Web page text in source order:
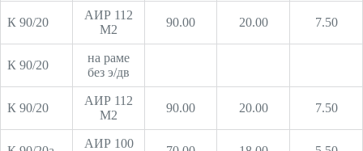
К 90/20
АИР 112
М2
90.00 20.00 7.50
К 90/20
на раме
без э/дв
К 90/20
АИР 112
М2
90.00 20.00 7.50
АИР 100